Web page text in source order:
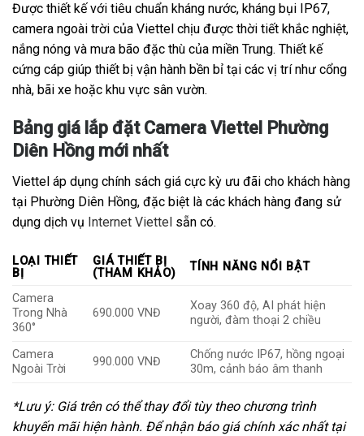
Được thiết kế với tiêu chuẩn kháng nước, kháng bụi IP67,
camera ngoài trời của Viettel chịu được thời tiết khắc nghiệt,
nắng nóng và mưa bão đặc thù của miền Trung. Thiết kế
cứng cáp giúp thiết bị vận hành bền bỉ tại các vị trí như cổng
nhà, bãi xe hoặc khu vực sân vườn.
Bảng giá lắp đặt Camera Viettel Phường
Diên Hồng mới nhất
Viettel áp dụng chính sách giá cực kỳ ưu đãi cho khách hàng
tại Phường Diên Hồng, đặc biệt là các khách hàng đang sử
dụng dịch vụ Internet Viettel sẵn có.
LOẠI THIẾT
BỊ
GIÁ THIẾT BỊ
(THAM KHẢO)
TÍNH NĂNG NỔI BẬT
Camera
Trong Nhà
360°
690.000 VNĐ
Xoay 360 độ, AI phát hiện
người, đàm thoại 2 chiều
Camera
Ngoài Trời
990.000 VNĐ
Chống nước IP67, hồng ngoại
30m, cảnh báo âm thanh
*Lưu ý: Giá trên có thể thay đổi tùy theo chương trình
khuyến mãi hiện hành. Để nhận báo giá chính xác nhất tại